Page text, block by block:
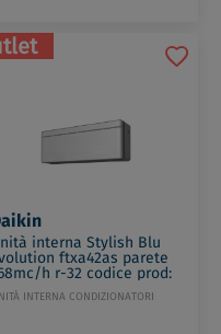
interna Stylish Blu
ftxa42as parete
h r-32 codice prod:
INTERNA CONDIZIONATORI